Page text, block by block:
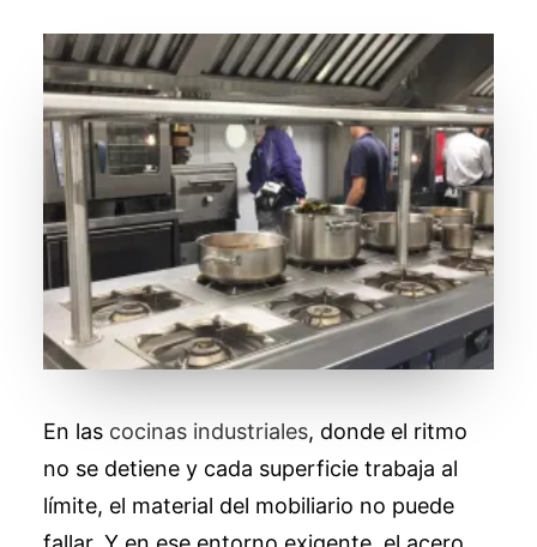
En las cocinas industriales, donde el ritmo
no se detiene y cada superficie trabaja al
límite, el material del mobiliario no puede